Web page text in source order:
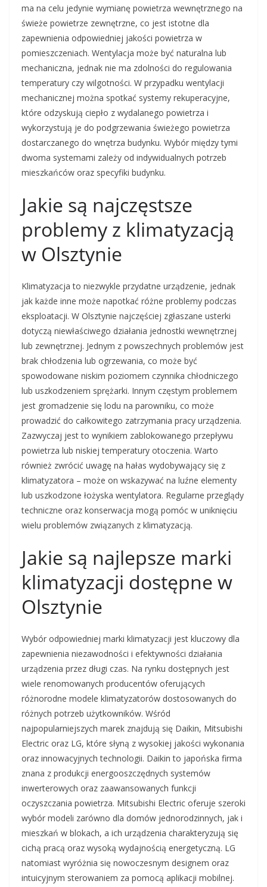
ma na celu jedynie wymianę powietrza wewnętrznego na
świeże powietrze zewnętrzne, co jest istotne dla
zapewnienia odpowiedniej jakości powietrza w
pomieszczeniach. Wentylacja może być naturalna lub
mechaniczna, jednak nie ma zdolności do regulowania
temperatury czy wilgotności. W przypadku wentylacji
mechanicznej można spotkać systemy rekuperacyjne,
które odzyskują ciepło z wydalanego powietrza i
wykorzystują je do podgrzewania świeżego powietrza
dostarczanego do wnętrza budynku. Wybór między tymi
dwoma systemami zależy od indywidualnych potrzeb
mieszkańców oraz specyfiki budynku.
Jakie są najczęstsze
problemy z klimatyzacją
w Olsztynie
Klimatyzacja to niezwykle przydatne urządzenie, jednak
jak każde inne może napotkać różne problemy podczas
eksploatacji. W Olsztynie najczęściej zgłaszane usterki
dotyczą niewłaściwego działania jednostki wewnętrznej
lub zewnętrznej. Jednym z powszechnych problemów jest
brak chłodzenia lub ogrzewania, co może być
spowodowane niskim poziomem czynnika chłodniczego
lub uszkodzeniem sprężarki. Innym częstym problemem
jest gromadzenie się lodu na parowniku, co może
prowadzić do całkowitego zatrzymania pracy urządzenia.
Zazwyczaj jest to wynikiem zablokowanego przepływu
powietrza lub niskiej temperatury otoczenia. Warto
również zwrócić uwagę na hałas wydobywający się z
klimatyzatora – może on wskazywać na luźne elementy
lub uszkodzone łożyska wentylatora. Regularne przeglądy
techniczne oraz konserwacja mogą pomóc w uniknięciu
wielu problemów związanych z klimatyzacją.
Jakie są najlepsze marki
klimatyzacji dostępne w
Olsztynie
Wybór odpowiedniej marki klimatyzacji jest kluczowy dla
zapewnienia niezawodności i efektywności działania
urządzenia przez długi czas. Na rynku dostępnych jest
wiele renomowanych producentów oferujących
różnorodne modele klimatyzatorów dostosowanych do
różnych potrzeb użytkowników. Wśród
najpopularniejszych marek znajdują się Daikin, Mitsubishi
Electric oraz LG, które słyną z wysokiej jakości wykonania
oraz innowacyjnych technologii. Daikin to japońska firma
znana z produkcji energooszczędnych systemów
inwerterowych oraz zaawansowanych funkcji
oczyszczania powietrza. Mitsubishi Electric oferuje szeroki
wybór modeli zarówno dla domów jednorodzinnych, jak i
mieszkań w blokach, a ich urządzenia charakteryzują się
cichą pracą oraz wysoką wydajnością energetyczną. LG
natomiast wyróżnia się nowoczesnym designem oraz
intuicyjnym sterowaniem za pomocą aplikacji mobilnej.